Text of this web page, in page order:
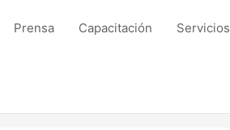
Prensa Capacitación Servicios